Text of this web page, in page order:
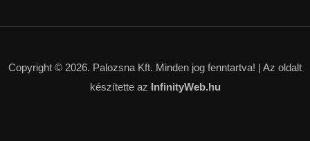
Copyright © 2026. Palozsna Kft. Minden jog fenntartva! | Az oldalt
készítette az InfinityWeb.hu